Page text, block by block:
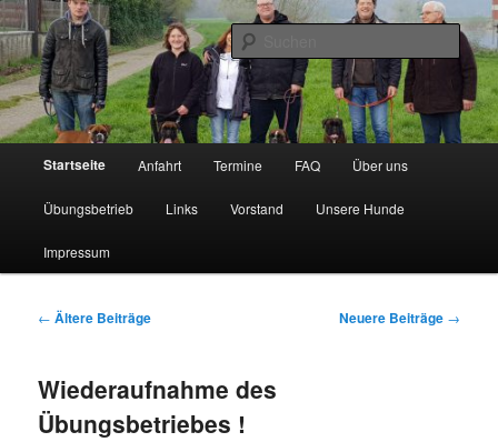
Zum
Inhalt
wechseln
Zum
sekundären
Inhalt
wechselnBK-Weserbergland
HauptmenüStartseite Anfahrt Termine FAQ Über uns
Übungsbetrieb Links Vorstand Unsere Hunde
Impressum
Beitragsnavigation
← Ältere Beiträge Neuere Beiträge →
Wiederaufnahme des
Übungsbetriebes !